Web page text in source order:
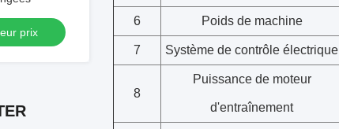
prix
6 Poids de machine
7 Système de contrôle électrique
8
Puissance de moteur
d'entraînement